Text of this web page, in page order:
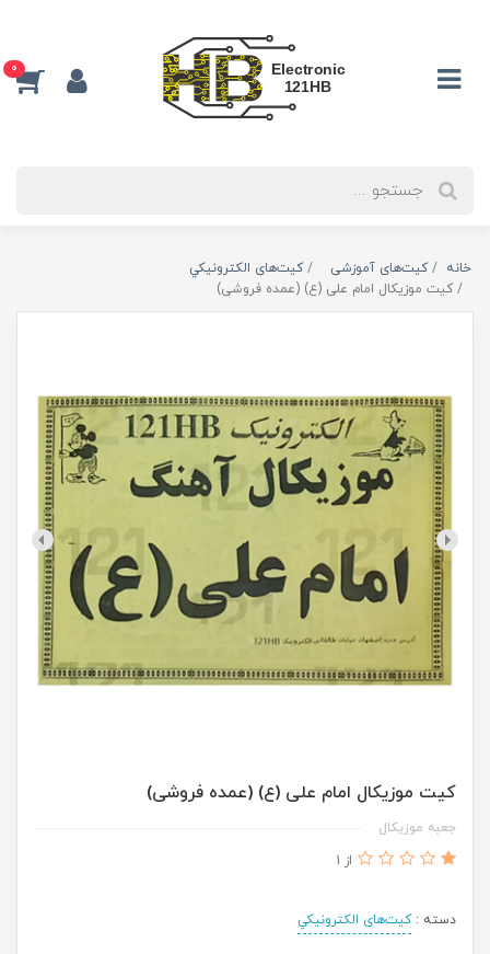
0
خانه کیت‌های آموزشی
کیت‌های الکترونیکي
کیت موزیکال امام علی (ع) (عمده فروشی)
کیت موزیکال امام علی (ع) (عمده فروشی)
جعبه موزیکال
از 1
دسته :کیت‌های الکترونیکي